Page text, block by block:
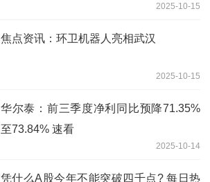
2025-10-15
焦点资讯：环卫机器人亮相武汉
2025-10-15
华尔泰：前三季度净利同比预降71.35%
至73.84% 速看
2025-10-14
凭什么A股今年不能突破四千点? 每日热